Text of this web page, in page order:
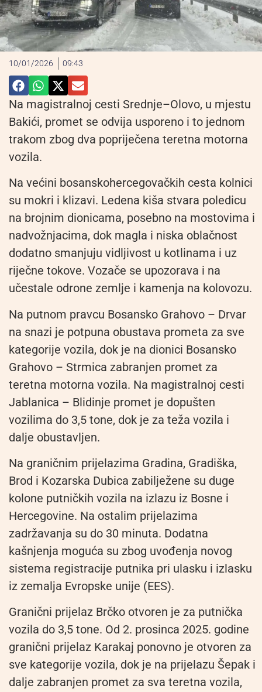
10/01/2026 09:43
Na magistralnoj cesti Srednje–Olovo, u mjestu
Bakići, promet se odvija usporeno i to jednom
trakom zbog dva popriječena teretna motorna
vozila.
Na većini bosanskohercegovačkih cesta kolnici
su mokri i klizavi. Ledena kiša stvara poledicu
na brojnim dionicama, posebno na mostovima i
nadvožnjacima, dok magla i niska oblačnost
dodatno smanjuju vidljivost u kotlinama i uz
riječne tokove. Vozače se upozorava i na
učestale odrone zemlje i kamenja na kolovozu.
Na putnom pravcu Bosansko Grahovo – Drvar
na snazi je potpuna obustava prometa za sve
kategorije vozila, dok je na dionici Bosansko
Grahovo – Strmica zabranjen promet za
teretna motorna vozila. Na magistralnoj cesti
Jablanica – Blidinje promet je dopušten
vozilima do 3,5 tone, dok je za teža vozila i
dalje obustavljen.
Na graničnim prijelazima Gradina, Gradiška,
Brod i Kozarska Dubica zabilježene su duge
kolone putničkih vozila na izlazu iz Bosne i
Hercegovine. Na ostalim prijelazima
zadržavanja su do 30 minuta. Dodatna
kašnjenja moguća su zbog uvođenja novog
sistema registracije putnika pri ulasku i izlasku
iz zemalja Evropske unije (EES).
Granični prijelaz Brčko otvoren je za putnička
vozila do 3,5 tone. Od 2. prosinca 2025. godine
granični prijelaz Karakaj ponovno je otvoren za
sve kategorije vozila, dok je na prijelazu Šepak i
dalje zabranjen promet za sva teretna vozila,